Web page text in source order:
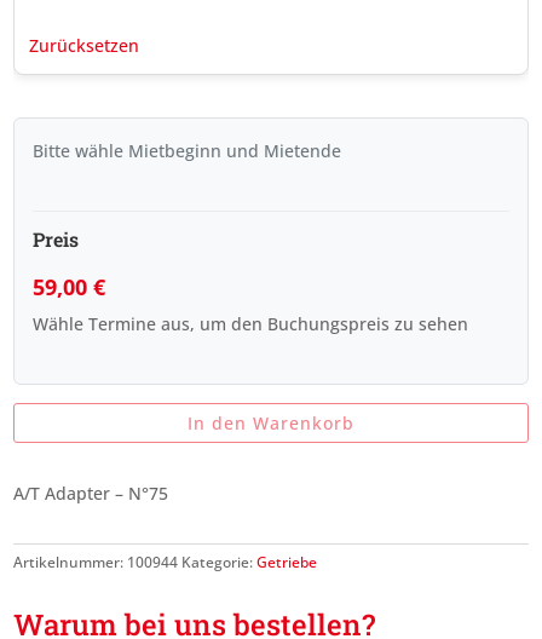
Zurücksetzen
Bitte wähle Mietbeginn und Mietende
Preis
59,00€
Wähle Termine aus, um den Buchungspreis zu sehen
In den Warenkorb
A/T Adapter – N°75
Artikelnummer: 100944 Kategorie:Getriebe
Warum bei uns bestellen?